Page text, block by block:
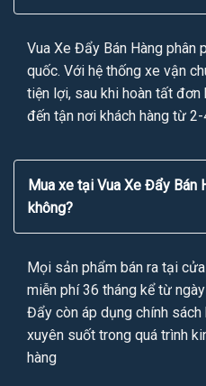
Vua Xe Đẩy Bán Hàng phân
quốc. Với hệ thống xe vận
tiện lợi, sau khi hoàn tất
đến tận nơi khách hàng từ
Mua xe tại Vua Xe Đẩy Bán
không?
Mọi sản phẩm bán ra tại
miễn phí 36 tháng kể từ
Đẩy còn áp dụng chính
xuyên suốt trong quá trình
hàng